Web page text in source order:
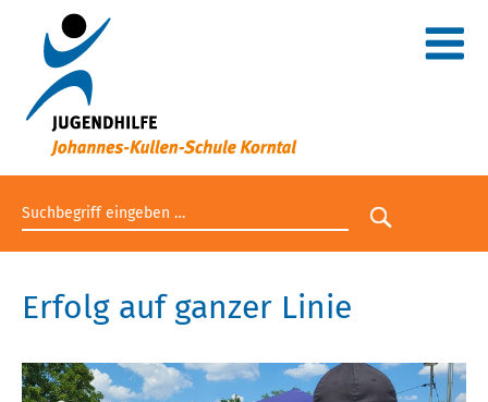
Suchbegriff eingeben
Suche
Erfolg auf ganzer Linie